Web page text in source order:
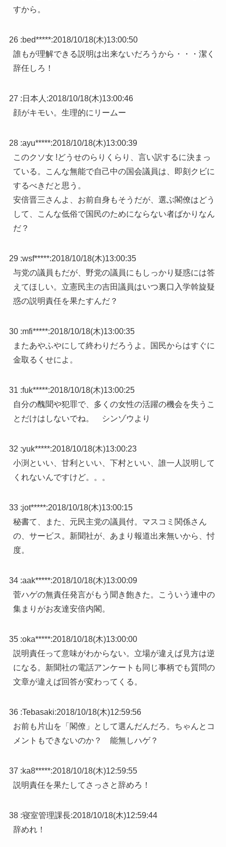
すから。
26 :bed*****:2018/10/18(木)13:00:50
誰もが理解できる説明は出来ないだろうから・・・潔く
辞任しろ！
27 : 日本人 :2018/10/18(木)13:00:46
顔がキモい。生理的にリームー
28 :ayu*****:2018/10/18(木)13:00:39
このクソ女 !どうせのらりくらり、言い訳するに決まっ
ている。こんな無能で自己中の国会議員は、即刻クビに
するべきだと思う。
安倍晋三さんよ、お前自身もそうだが、選ぶ閣僚はどう
して、こんな低俗で国民のためにならない者ばかりなん
だ？
29 :wsf*****:2018/10/18(木)13:00:35
与党の議員もだが、野党の議員にもしっかり疑惑には答
えてほしい。立憲民主の吉田議員はいつ裏口入学斡旋疑
惑の説明責任を果たすんだ？
30 :mfi*****:2018/10/18(木)13:00:35
またあやふやにして終わりだろうよ。国民からはすぐに
金取るくせによ。
31 :fuk*****:2018/10/18(木)13:00:25
自分の醜聞や犯罪で、多くの女性の活躍の機会を失うこ
とだけはしないでね。 シンゾウより
32 :yuk*****:2018/10/18(木)13:00:23
小渕といい、甘利といい、下村といい、誰一人説明して
くれないんですけど。。。
33 :jot*****:2018/10/18(木)13:00:15
秘書て、また、元民主党の議員付。マスコミ関係さん
の、サービス。新聞社が、あまり報道出来無いから、忖
度。
34 :aak*****:2018/10/18(木)13:00:09
菅ハゲの無責任発言がもう聞き飽きた。こういう連中の
集まりがお友達安倍内閣。
35 :oka*****:2018/10/18(木)13:00:00
説明責任って意味がわからない。立場が違えば見方は逆
になる。新聞社の電話アンケートも同じ事柄でも質問の
文章が違えば回答が変わってくる。
36 :Tebasaki:2018/10/18(木)12:59:56
お前も片山を「閣僚」として選んだんだろ。ちゃんとコ
メントもできないのか？ 能無しハゲ？
37 :ka8*****:2018/10/18(木)12:59:55
説明責任を果たしてさっさと辞めろ！
38 :寝室管理課長:2018/10/18(木)12:59:44
辞めれ！